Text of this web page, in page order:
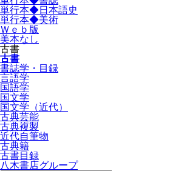
単行本◆日本語史
単行本◆美術
Ｗｅｂ版
美本なし
古書
古書
書誌学・目録
言語学
国語学
国文学
国文学（近代）
古典芸能
古典複製
近代自筆物
古典籍
古書目録
八木書店グループ